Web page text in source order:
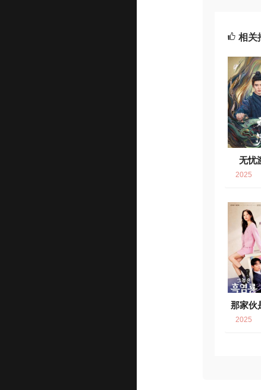
相关
无忧
2025
那家伙
2025